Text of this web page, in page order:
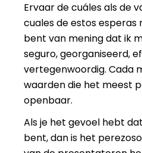
Ervaar de cuáles als de
cuales de estos esperas
bent van mening dat ik
seguro, georganiseerd,
vertegenwoordig. Cada
waarden die het meest
openbaar.
Als je het gevoel hebt
bent, dan is het